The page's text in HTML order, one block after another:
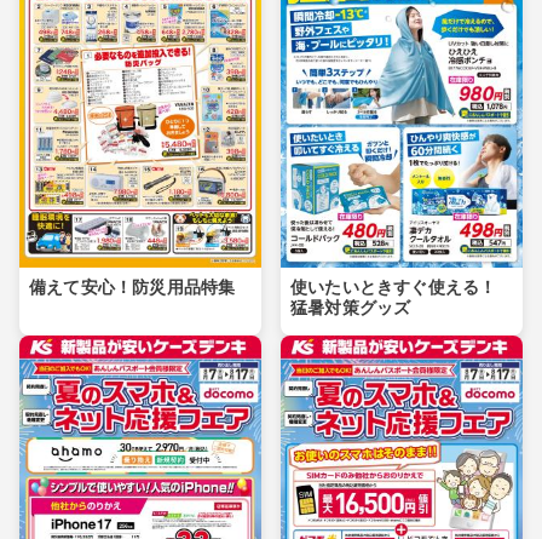
備えて安心！防災用品特集
使いたいときすぐ使える！
猛暑対策グッズ